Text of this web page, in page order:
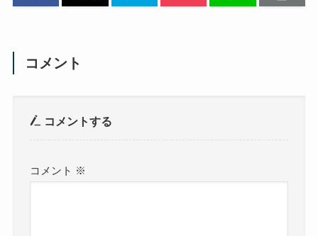
コメント
コメントする
コメント ※